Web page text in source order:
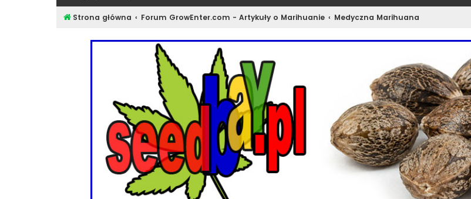
Strona główna Forum GrowEnter.com - Artykuły o Marihuanie Medyczna Marihuana